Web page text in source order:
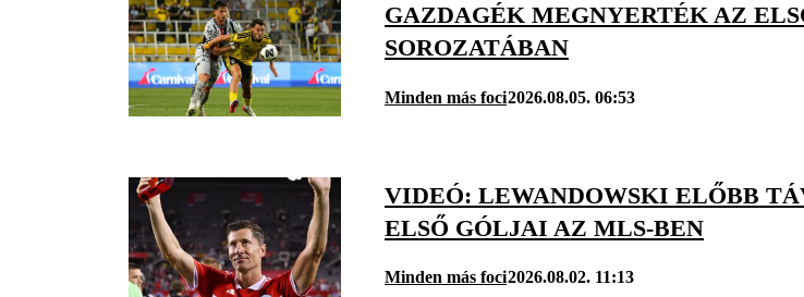
GAZDAGÉK MEGNYERTÉK AZ
SOROZATÁBAN
Minden más foci2026.08.05. 06:53
VIDEÓ: LEWANDOWSKI ELŐBB
ELSŐ GÓLJAI AZ MLS-BEN
Minden más foci2026.08.02. 11:13